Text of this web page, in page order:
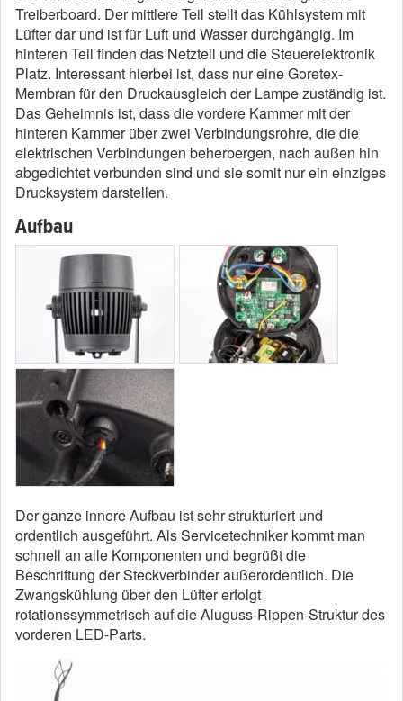
Treiberboard. Der mittlere Teil stellt das Kühlsystem mit
Lüfter dar und ist für Luft und Wasser durchgängig. Im
hinteren Teil finden das Netzteil und die Steuerelektronik
Platz. Interessant hierbei ist, dass nur eine Goretex-
Membran für den Druckausgleich der Lampe zuständig ist.
Das Geheimnis ist, dass die vordere Kammer mit der
hinteren Kammer über zwei Verbindungsrohre, die die
elektrischen Verbindungen beherbergen, nach außen hin
abgedichtet verbunden sind und sie somit nur ein einziges
Drucksystem darstellen.
Aufbau
Der ganze innere Aufbau ist sehr strukturiert und
ordentlich ausgeführt. Als Servicetechniker kommt man
schnell an alle Komponenten und begrüßt die
Beschriftung der Steckverbinder außerordentlich. Die
Zwangskühlung über den Lüfter erfolgt
rotationssymmetrisch auf die Aluguss-Rippen-Struktur des
vorderen LED-Parts.